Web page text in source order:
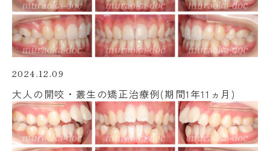
2024.12.09
大人の開咬・叢生の矯正治療例(期間1年11ヵ月)